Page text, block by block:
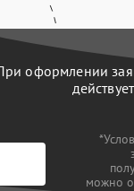
оформлении
можно